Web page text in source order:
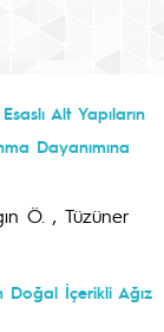
Alt Yapıların
Dayanımına
Ö. , Tüzüner
Doğal İçerikli Ağız